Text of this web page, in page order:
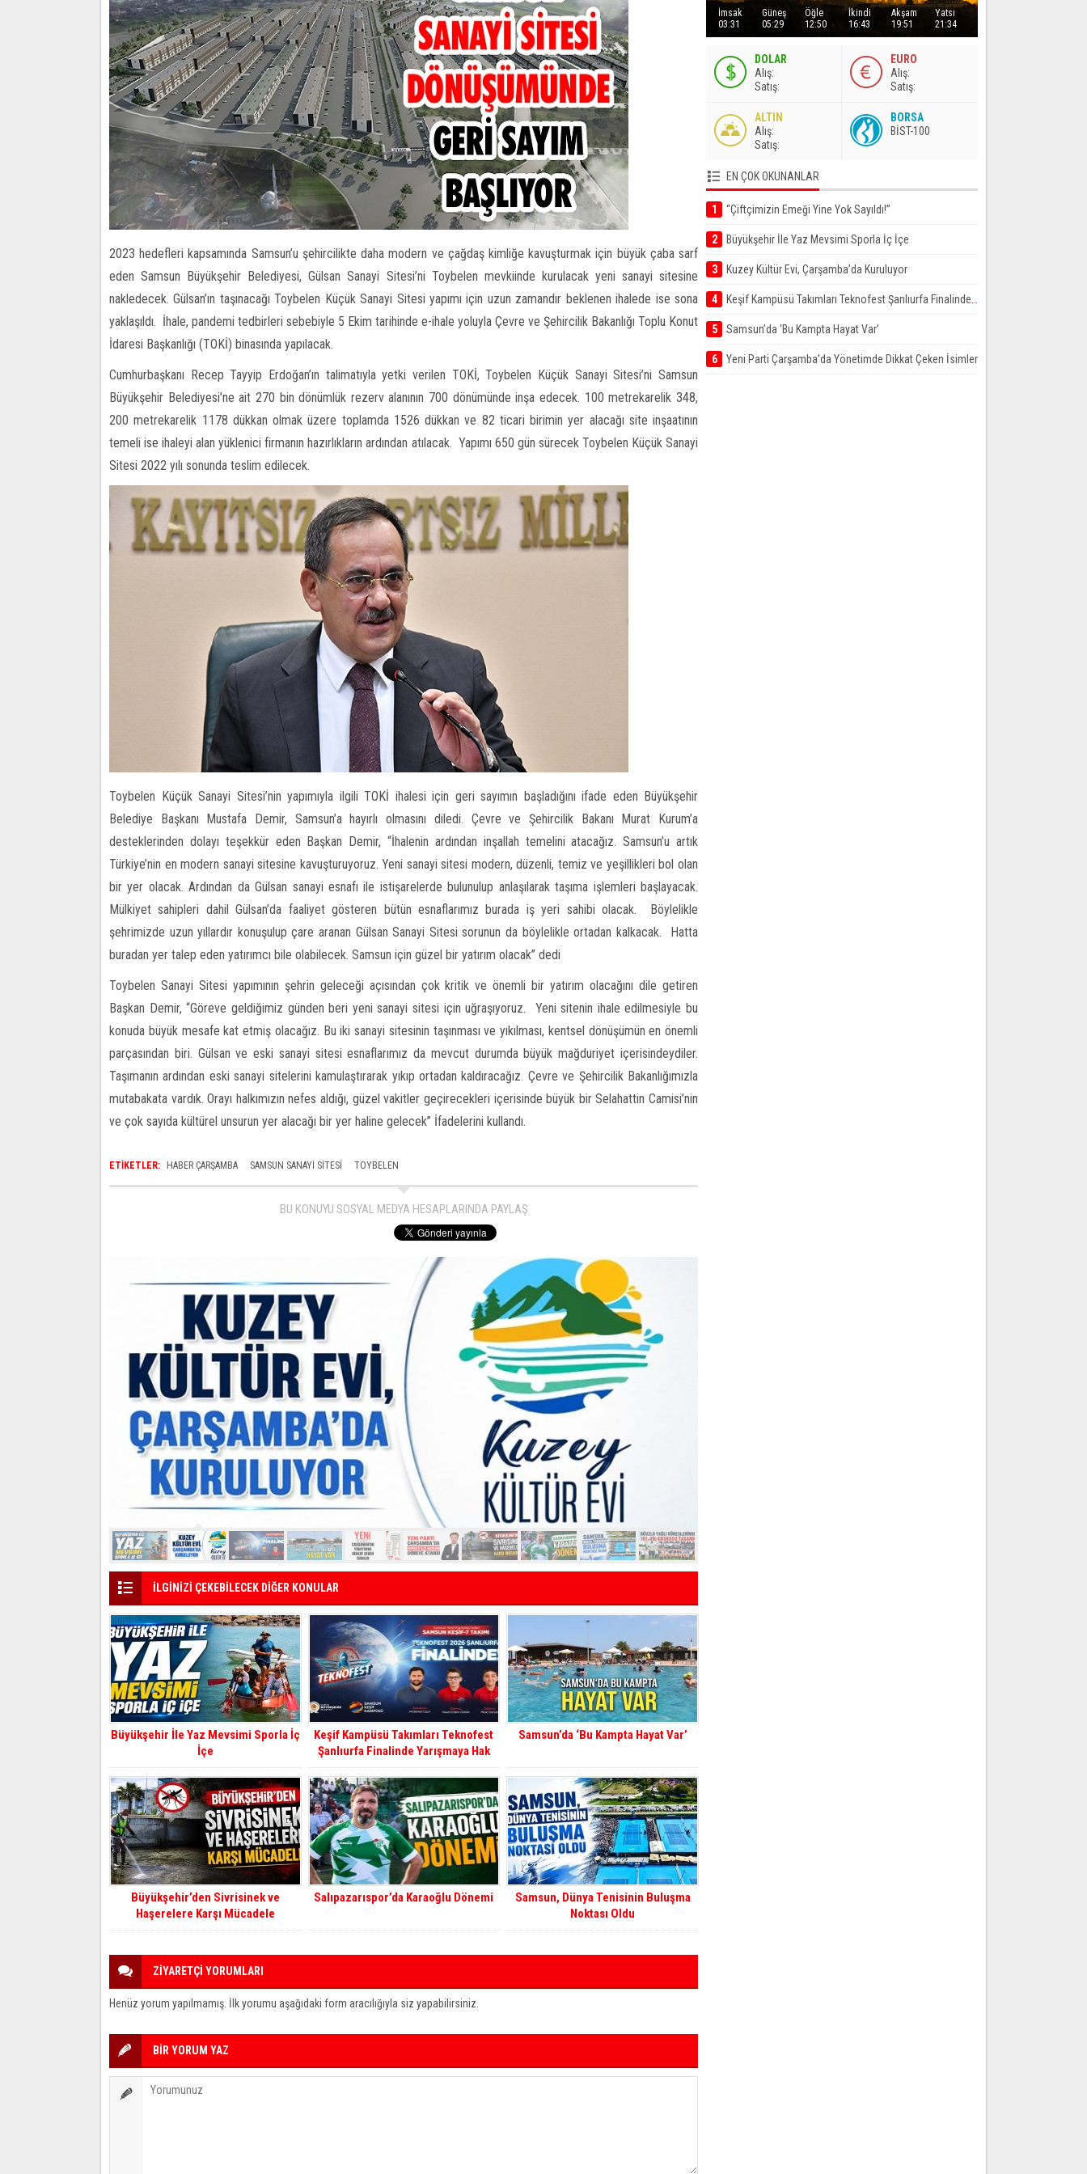
2023 hedefleri kapsamında Samsun’u şehircilikte daha modern ve çağdaş kimliğe kavuşturmak için büyük çaba sarf
eden Samsun Büyükşehir Belediyesi, Gülsan Sanayi Sitesi’ni Toybelen mevkiinde kurulacak yeni sanayi sitesine
nakledecek. Gülsan’ın taşınacağı Toybelen Küçük Sanayi Sitesi yapımı için uzun zamandır beklenen ihalede ise sona
yaklaşıldı. İhale, pandemi tedbirleri sebebiyle 5 Ekim tarihinde e-ihale yoluyla Çevre ve Şehircilik Bakanlığı Toplu Konut
İdaresi Başkanlığı (TOKİ) binasında yapılacak.
Cumhurbaşkanı Recep Tayyip Erdoğan’ın talimatıyla yetki verilen TOKİ, Toybelen Küçük Sanayi Sitesi’ni Samsun
Büyükşehir Belediyesi’ne ait 270 bin dönümlük rezerv alanının 700 dönümünde inşa edecek. 100 metrekarelik 348,
200 metrekarelik 1178 dükkan olmak üzere toplamda 1526 dükkan ve 82 ticari birimin yer alacağı site inşaatının
temeli ise ihaleyi alan yüklenici firmanın hazırlıkların ardından atılacak. Yapımı 650 gün sürecek Toybelen Küçük Sanayi
Sitesi 2022 yılı sonunda teslim edilecek.
Toybelen Küçük Sanayi Sitesi’nin yapımıyla ilgili TOKİ ihalesi için geri sayımın başladığını ifade eden Büyükşehir
Belediye Başkanı Mustafa Demir, Samsun’a hayırlı olmasını diledi. Çevre ve Şehircilik Bakanı Murat Kurum’a
desteklerinden dolayı teşekkür eden Başkan Demir, “İhalenin ardından inşallah temelini atacağız. Samsun’u artık
Türkiye’nin en modern sanayi sitesine kavuşturuyoruz. Yeni sanayi sitesi modern, düzenli, temiz ve yeşillikleri bol olan
bir yer olacak. Ardından da Gülsan sanayi esnafı ile istişarelerde bulunulup anlaşılarak taşıma işlemleri başlayacak.
Mülkiyet sahipleri dahil Gülsan’da faaliyet gösteren bütün esnaflarımız burada iş yeri sahibi olacak. Böylelikle
şehrimizde uzun yıllardır konuşulup çare aranan Gülsan Sanayi Sitesi sorunun da böylelikle ortadan kalkacak. Hatta
buradan yer talep eden yatırımcı bile olabilecek. Samsun için güzel bir yatırım olacak” dedi
Toybelen Sanayi Sitesi yapımının şehrin geleceği açısından çok kritik ve önemli bir yatırım olacağını dile getiren
Başkan Demir, “Göreve geldiğimiz günden beri yeni sanayi sitesi için uğraşıyoruz. Yeni sitenin ihale edilmesiyle bu
konuda büyük mesafe kat etmiş olacağız. Bu iki sanayi sitesinin taşınması ve yıkılması, kentsel dönüşümün en önemli
parçasından biri. Gülsan ve eski sanayi sitesi esnaflarımız da mevcut durumda büyük mağduriyet içerisindeydiler.
Taşımanın ardından eski sanayi sitelerini kamulaştırarak yıkıp ortadan kaldıracağız. Çevre ve Şehircilik Bakanlığımızla
mutabakata vardık. Orayı halkımızın nefes aldığı, güzel vakitler geçirecekleri içerisinde büyük bir Selahattin Camisi’nin
ve çok sayıda kültürel unsurun yer alacağı bir yer haline gelecek” İfadelerini kullandı.
ETİKETLER: HABER ÇARŞAMBA SAMSUN SANAYI SITESI TOYBELEN
BU KONUYU SOSYAL MEDYA HESAPLARINDA PAYLAŞ
İLGİNİZİ ÇEKEBİLECEK DİĞER KONULAR
Büyükşehir İle Yaz Mevsimi Sporla İç
İçe
Keşif Kampüsü Takımları Teknofest
Şanlıurfa Finalinde Yarışmaya Hak
Kazandı
Samsun’da ‘Bu Kampta Hayat Var’
Büyükşehir’den Sivrisinek ve
Haşerelere Karşı Mücadele
Salıpazarıspor’da Karaoğlu Dönemi
Samsun, Dünya Tenisinin Buluşma
Noktası Oldu
ZİYARETÇİ YORUMLARI
Henüz yorum yapılmamış. İlk yorumu aşağıdaki form aracılığıyla siz yapabilirsiniz.
BİR YORUM YAZ
İmsak
03:31
Güneş
05:29
Öğle
12:50
İkindi
16:43
Akşam
19:51
Yatsı
21:34
DOLAR
A lış:
Satış:
EURO
A lış:
Satış:
ALTIN
A lış:
Satış:
BORSA
BİST-100
EN ÇOK OKUNANLAR
1 “Çiftçimizin Emeği Yine Yok Sayıldı!”
2 Büyükşehir İle Yaz Mevsimi Sporla İç İçe
3 Kuzey Kültür Evi, Çarşamba’da Kuruluyor
4 Keşif Kampüsü Takımları Teknofest Şanlıurfa Finalinde Yarışmaya Hak Kazandı
5 Samsun’da ‘Bu Kampta Hayat Var’
6 Yeni Parti Çarşamba’da Yönetimde Dikkat Çeken İsimler